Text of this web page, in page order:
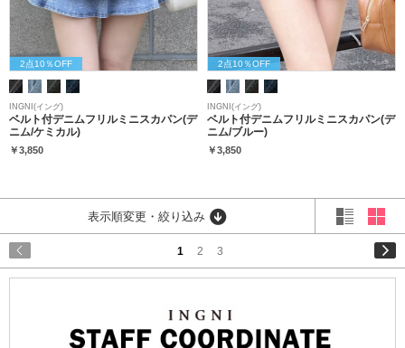
2点10％OFF
INGNI(イング)
ベルト付デニムフリルミニスカパン(デ
ニム/ケミカル)
￥3,850
2点10％OFF
INGNI(イング)
ベルト付デニムフリルミニスカパン(デ
ニム/ブルー)
￥3,850
表示順変更・絞り込み
1 2 3